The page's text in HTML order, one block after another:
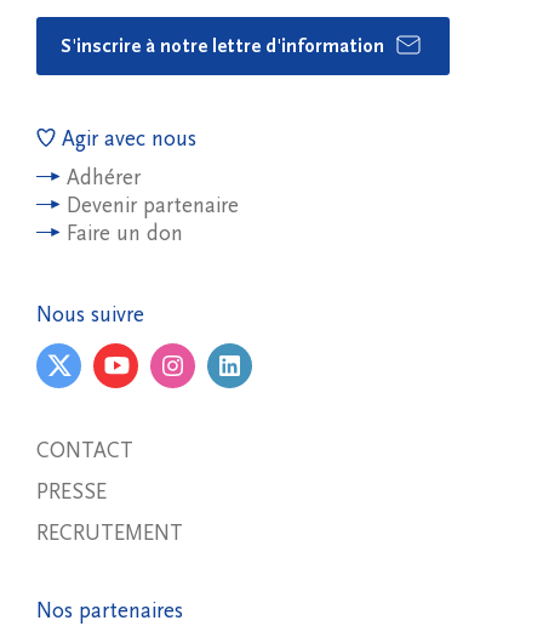
S'inscrire à notre lettre d'information
Agir avec nous
Adhérer
Devenir partenaire
Faire un don
Nous suivre
CONTACT
PRESSE
RECRUTEMENT
Nos partenaires